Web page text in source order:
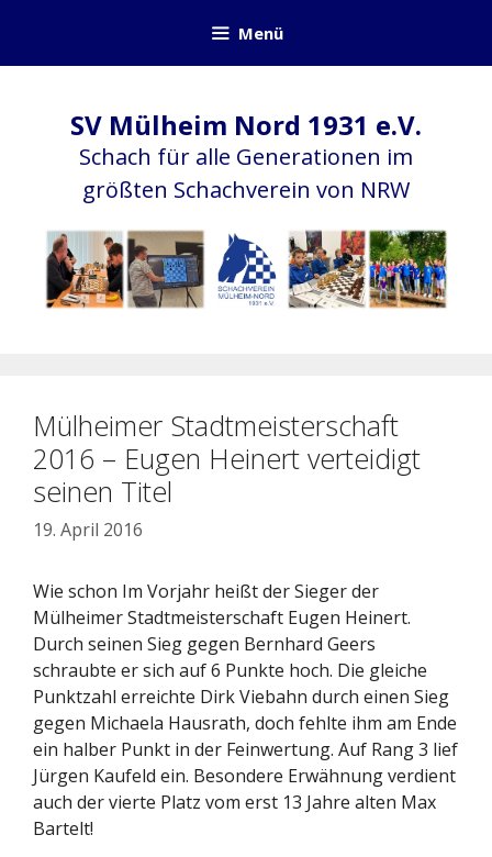
springen
Menü
SV Mülheim Nord 1931 e.V.
Schach für alle Generationen im
größten Schachverein von NRW
Mülheimer Stadtmeisterschaft
2016 – Eugen Heinert verteidigt
seinen Titel
19. April 2016
Wie schon Im Vorjahr heißt der Sieger der
Mülheimer Stadtmeisterschaft Eugen Heinert.
Durch seinen Sieg gegen Bernhard Geers
schraubte er sich auf 6 Punkte hoch. Die gleiche
Punktzahl erreichte Dirk Viebahn durch einen Sieg
gegen Michaela Hausrath, doch fehlte ihm am Ende
ein halber Punkt in der Feinwertung. Auf Rang 3 lief
Jürgen Kaufeld ein. Besondere Erwähnung verdient
auch der vierte Platz vom erst 13 Jahre alten Max
Bartelt!